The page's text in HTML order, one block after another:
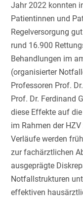
Jahr 2022 konnten
Patientinnen und
Regelversorgung
rund 16.900
Behandlungen im
(organisierter
Professoren Prof.
Prof. Dr. Ferdinand
diese Effekte auf
im Rahmen der
Verläufe werden
zur fachärztlichen
ausgeprägte
Notfallstrukturen
effektiven